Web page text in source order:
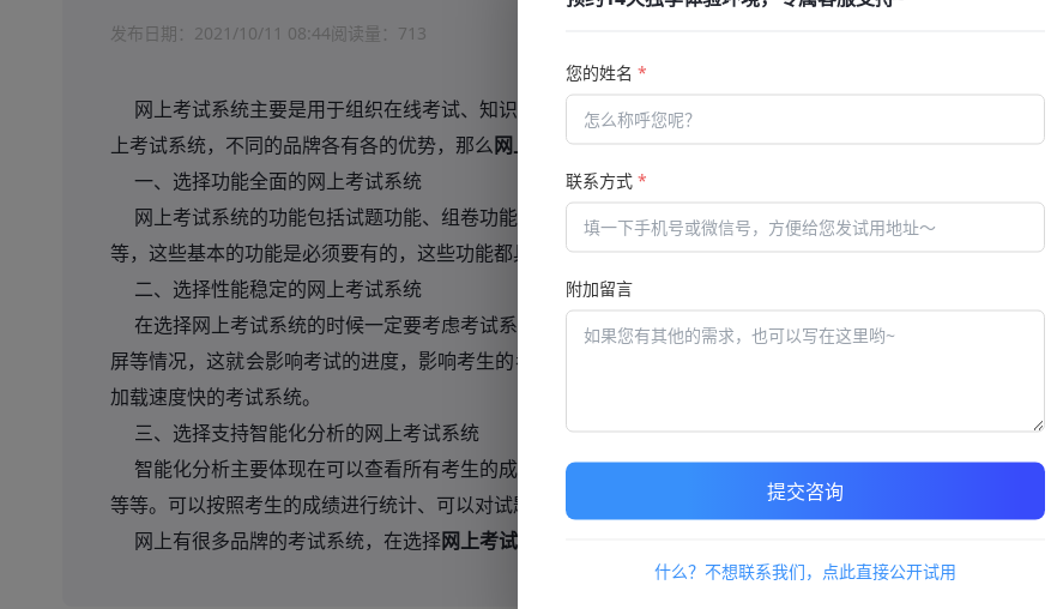
发布日期： 2021/10/11 08:44阅读量： 713
网上考试系统主要是用于组织在线考试、知识竞赛答题等活动的平台。随着科学技术的发展，市面上出现了
上考试系统，不同的品牌各有各的优势，那么网上考试系统
一、选择功能全面的网上考试系统
网上考试系统的功能包括试题功能、组卷功能、考试管理、参加方式、考试报表、支持多端口多平台在线考
等，这些基本的功能是必须要有的，这些功能都具备了，才能保证可以使用网上考试系统组织完成考试活动。
二、选择性能稳定的网上考试系统
在选择网上考试系统的时候一定要考虑考试系统的稳定性，如果稳定性不能保证的话，在组织考试的时候就
屏等情况，这就会影响考试的进度，影响考生的考试效率。所以选择网上考试系统的时候一定要选择性能稳定、
加载速度快的考试系统。
三、选择支持智能化分析的网上考试系统
智能化分析主要体现在可以查看所有考生的成绩、排名、答题情况以及答卷情况。可以分析考试的参加率、
等等。可以按照考生的成绩进行统计、可以对试题的答题情况进行正确率与错误率的分析。
网上有很多品牌的考试系统，在选择网上考试系统 的时候一定要多方面对考试系统进行考察，选择适合的网
您的姓名 *
联系方式 *
附加留言
提交咨询
什么？不想联系我们，点此直接公开试用